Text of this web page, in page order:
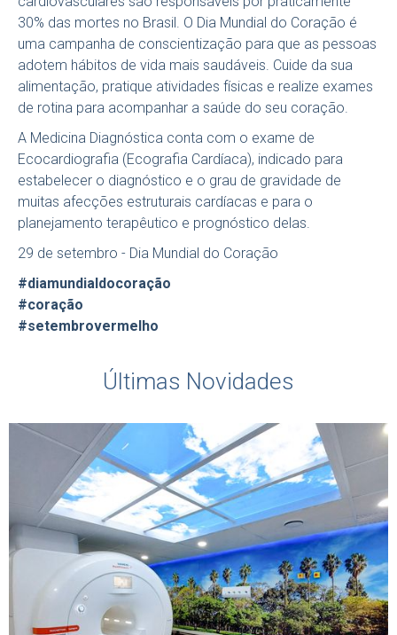
30% das mortes no Brasil. O Dia Mundial do Coração é
uma campanha de conscientização para que as pessoas
adotem hábitos de vida mais saudáveis. Cuide da sua
alimentação, pratique atividades físicas e realize exames
de rotina para acompanhar a saúde do seu coração.
A Medicina Diagnóstica conta com o exame de
Ecocardiografia (Ecografia Cardíaca), indicado para
estabelecer o diagnóstico e o grau de gravidade de
muitas afecções estruturais cardíacas e para o
planejamento terapêutico e prognóstico delas.
29 de setembro - Dia Mundial do Coração
#diamundialdocoração
#coração
#setembrovermelho
Últimas Novidades